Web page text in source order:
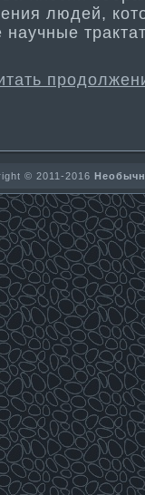
людей,
научные
© 2011-2016